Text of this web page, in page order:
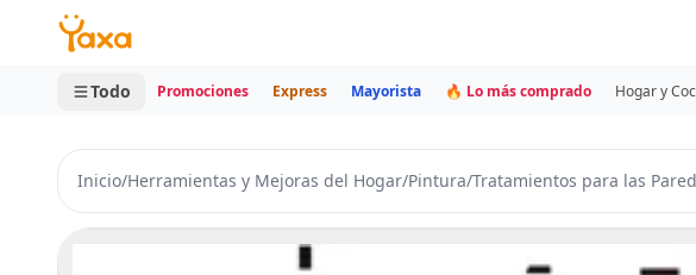
MINI CARRITO
0 productos
Todo Promociones Express Mayorista 🔥 Lo más comprado Hogar y
Inicio/Herramientas y Mejoras del Hogar/Pintura/Tratamientos para las